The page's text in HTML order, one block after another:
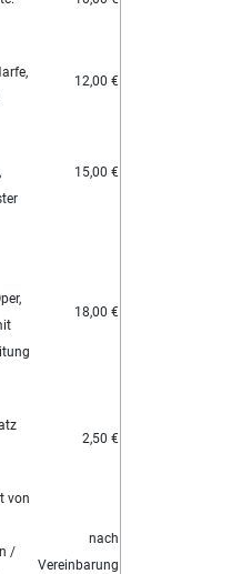
12,00 €
15,00 €
18,00 €
2,50 €
von
/
nach
Vereinbarung